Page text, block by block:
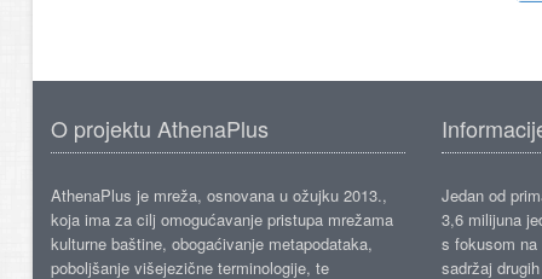
O projektu AthenaPlus
AthenaPlus je mreža, osnovana u ožujku 2013.,
koja ima za cilj omogućavanje pristupa mrežama
kulturne baštine, obogaćivanje metapodataka,
poboljšanje višejezične terminologije, te
Jedan od
3,6 milijuna
s fokusom
sadržaj